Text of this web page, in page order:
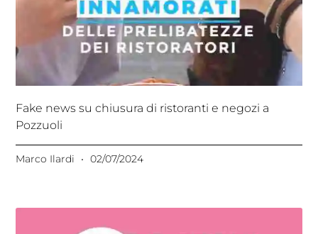
Fake news su chiusura di ristoranti e negozi a
Pozzuoli
Marco Ilardi 02/07/2024